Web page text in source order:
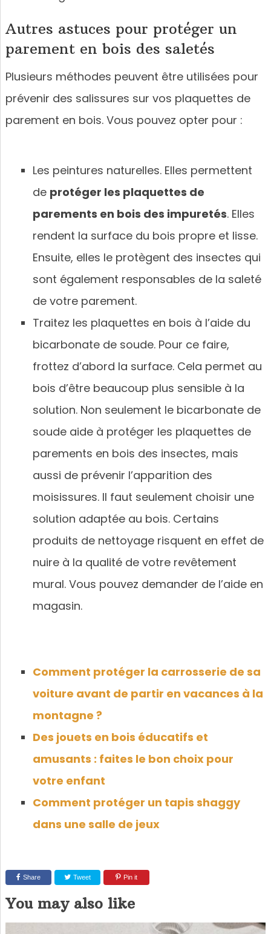
Autres astuces pour protéger un
parement en bois des saletés
Plusieurs méthodes peuvent être utilisées pour
prévenir des salissures sur vos plaquettes de
parement en bois. Vous pouvez opter pour :
Les peintures naturelles. Elles permettent
de protéger les plaquettes de
parements en bois des impuretés. Elles
rendent la surface du bois propre et lisse.
Ensuite, elles le protègent des insectes qui
sont également responsables de la saleté
de votre parement.
Traitez les plaquettes en bois à l’aide du
bicarbonate de soude. Pour ce faire,
frottez d’abord la surface. Cela permet au
bois d’être beaucoup plus sensible à la
solution. Non seulement le bicarbonate de
soude aide à protéger les plaquettes de
parements en bois des insectes, mais
aussi de prévenir l’apparition des
moisissures. Il faut seulement choisir une
solution adaptée au bois. Certains
produits de nettoyage risquent en effet de
nuire à la qualité de votre revêtement
mural. Vous pouvez demander de l’aide en
magasin.
Comment protéger la carrosserie de sa
voiture avant de partir en vacances à la
montagne ?
Des jouets en bois éducatifs et
amusants : faites le bon choix pour
votre enfant
Comment protéger un tapis shaggy
dans une salle de jeux
Share Tweet Pin it
You may also like